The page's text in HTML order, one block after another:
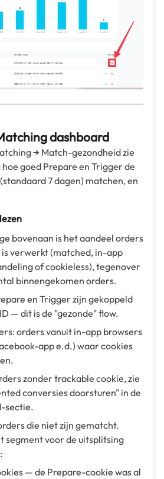
dashboard
→ Match-gezondheid zie
goed Prepare en Trigger de
7 dagen) matchen, en
bovenaan is het aandeel orders
is verwerkt (matched, in-app
of cookieless), tegenover
binnengekomen orders.
en Trigger zijn gekoppeld
— dit is de "gezonde" flow.
orders vanuit in-app browsers
app e.d.) waar cookies
zonder trackable cookie, zie
conversies doorsturen" in de
sectie.
die niet zijn gematcht.
segment voor de uitsplitsing
— de Prepare-cookie was al